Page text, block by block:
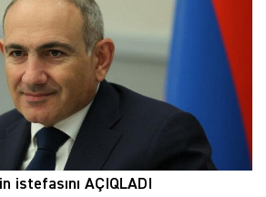
istefasını AÇIQLADI